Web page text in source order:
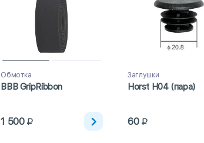
Обмотка
BBB GripRibbon
1 500
Заглушки
Horst H04 (пара)
60